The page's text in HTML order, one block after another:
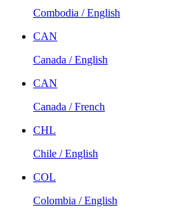
Combodia / English
CAN
Canada / English
CAN
Canada / French
CHL
Chile / English
COL
Colombia / English